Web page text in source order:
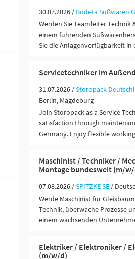
30.07.2026 / Bodeta Süßwaren
Werden Sie Teamleiter
einem führenden
Sie die Anlagenverfügbarkeit
Servicetechniker im
31.07.2026 /Storopack
Berlin, Magdeburg
Join Storopack as a Service
satisfaction through
Germany. Enjoy flexible
Maschinist / Techniker /
Montage bundesweit (m/
07.08.2026 /SPITZKE SE /
Werde Maschinist für
Technik, überwache Prozesse
einem wachsenden
Elektriker / Elektroniker /
(m/w/d)